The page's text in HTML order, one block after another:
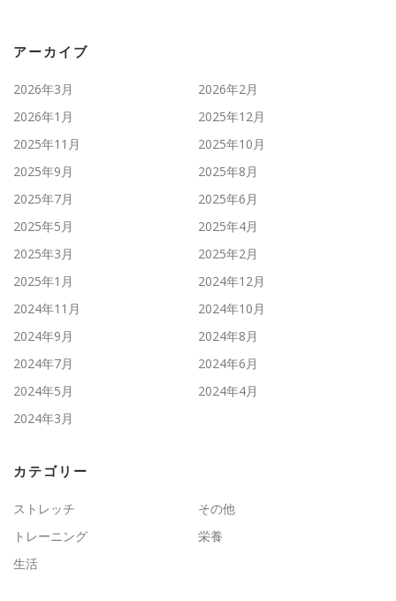
アーカイブ
2026年3月
2026年2月
2026年1月
2025年12月
2025年11月
2025年10月
2025年9月
2025年8月
2025年7月
2025年6月
2025年5月
2025年4月
2025年3月
2025年2月
2025年1月
2024年12月
2024年11月
2024年10月
2024年9月
2024年8月
2024年7月
2024年6月
2024年5月
2024年4月
2024年3月
カテゴリー
ストレッチ
その他
トレーニング
栄養
生活